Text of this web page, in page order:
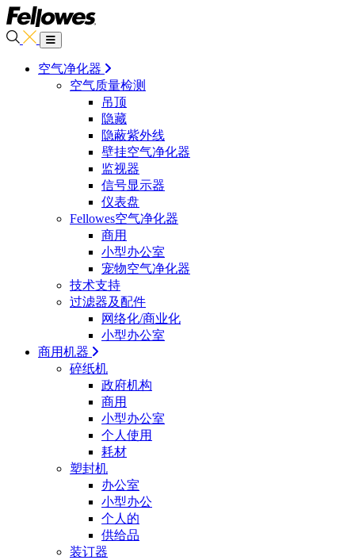
空气净化器
空气质量检测
吊顶
隐藏
隐蔽紫外线
壁挂空气净化器
监视器
信号显示器
仪表盘
Fellowes空气净化器
商用
小型办公室
宠物空气净化器
技术支持
过滤器及配件
网络化/商业化
小型办公室
商用机器
碎纸机
政府机构
商用
小型办公室
个人使用
耗材
塑封机
办公室
小型办公
个人的
供给品
装订器